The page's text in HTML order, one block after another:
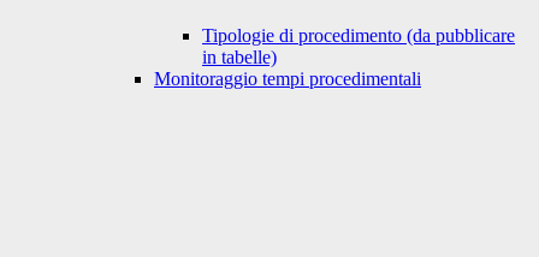
Tipologie di procedimento (da pubblicare
in tabelle)
Monitoraggio tempi procedimentali